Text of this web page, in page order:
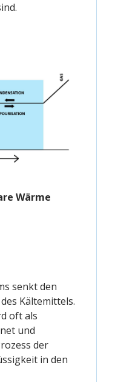
Wärme
senkt den
Kältemittels.
oft als
und
der
in den